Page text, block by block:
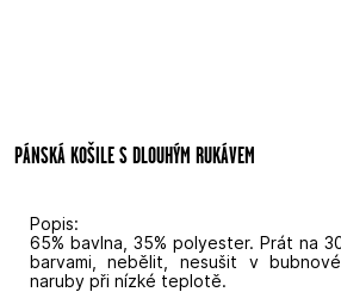
PÁNSKÁ KOŠILE S DLOUHÝM RUKÁVEM
Popis:
65% bavlna, 35% polyester. Prát na
barvami, nebělit, nesušit v
naruby při nízké teplotě.